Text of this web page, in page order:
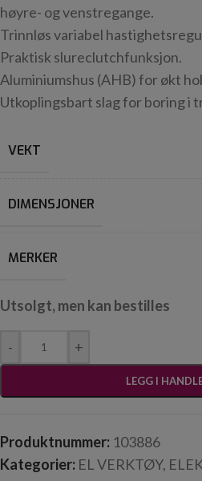
høyre- og venstregange.
Trinnløs variabel
Praktisk slureclutchfunksjon.
Aluminiumshus (AHB) for økt
Utkoplingsbart slag for boring i
VEKT
DIMENSJONER
MERKER
Utsolgt, men kan bestilles
- +
LEGG I
Produktnummer: 103886
Kategorier: EL VERKTØY,